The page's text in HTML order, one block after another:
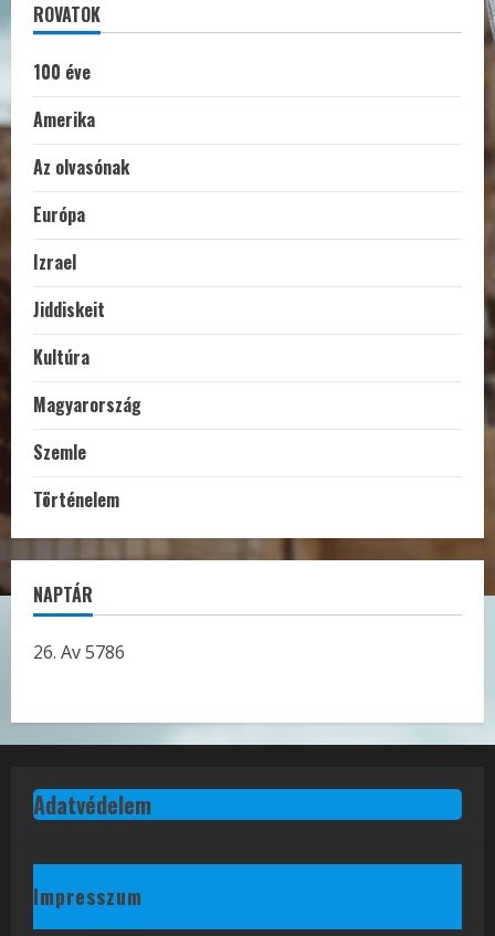
ROVATOK
100 éve
Amerika
Az olvasónak
Európa
Izrael
Jiddiskeit
Kultúra
Magyarország
Szemle
Történelem
NAPTÁR
26. Av 5786
Adatvédelem
Impresszum